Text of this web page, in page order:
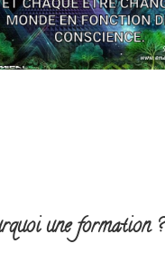
une formation ?